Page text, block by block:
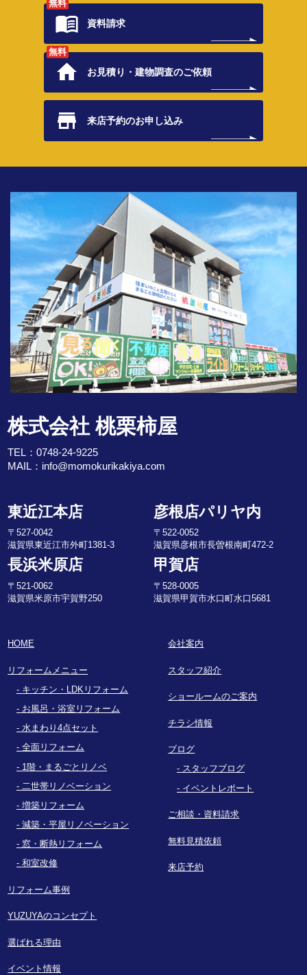
無料
資料請求
無料
お見積り・建物調査のご依頼
来店予約のお申し込み
株式会社 桃栗柿屋
TEL：0748-24-9225
MAIL： info@momokurikakiya.com
東近江本店
〒527-0042
滋賀県東近江市外町1381-3
彦根店パリヤ内
〒522-0052
滋賀県彦根市長曽根南町472-2
長浜米原店
〒521-0062
滋賀県米原市宇賀野250
甲賀店
〒528-0005
滋賀県甲賀市水口町水口5681
HOME
リフォームメニュー
キッチン・LDKリフォーム
お風呂・浴室リフォーム
水まわり4点セット
全面リフォーム
1階・まるごとリノベ
二世帯リノベーション
増築リフォーム
減築・平屋リノベーション
窓・断熱リフォーム
和室改修
リフォーム事例
YUZUYAのコンセプト
選ばれる理由
イベント情報
会社案内
スタッフ紹介
ショールームのご案内
チラシ情報
ブログ
スタッフブログ
イベントレポート
ご相談・資料請求
無料見積依頼
来店予約